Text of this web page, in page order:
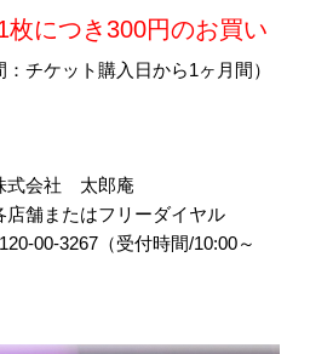
枚につき300円のお買い
チケット購入日から1ヶ月間）
式会社 太郎庵
フリーダイヤル
（受付時間/10:00～